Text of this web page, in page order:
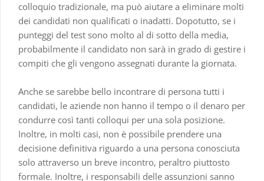
colloquio tradizionale, ma può aiutare a eliminare molti
dei candidati non qualificati o inadatti. Dopotutto, se i
punteggi del test sono molto al di sotto della media,
probabilmente il candidato non sarà in grado di gestire i
compiti che gli vengono assegnati durante la giornata.
Anche se sarebbe bello incontrare di persona tutti i
candidati, le aziende non hanno il tempo o il denaro per
condurre così tanti colloqui per una sola posizione.
Inoltre, in molti casi, non è possibile prendere una
decisione definitiva riguardo a una persona conosciuta
solo attraverso un breve incontro, peraltro piuttosto
formale. Inoltre, i responsabili delle assunzioni sanno